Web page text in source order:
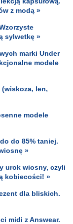
z modą »
sylwetkę »
marki Under
modele
(wiskoza, len,
modele
do 85% taniej.
»
urok wiosny, czyli
kobiecości! »
dla bliskich.
midi z Answear.